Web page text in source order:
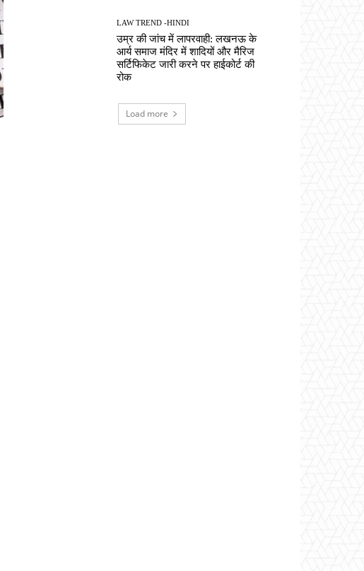
LAW TREND -HINDI
उम्र की जांच में लापरवाही: लखनऊ के
आर्य समाज मंदिर में शादियों और मैरिज
सर्टिफिकेट जारी करने पर हाईकोर्ट की
रोक
Load more